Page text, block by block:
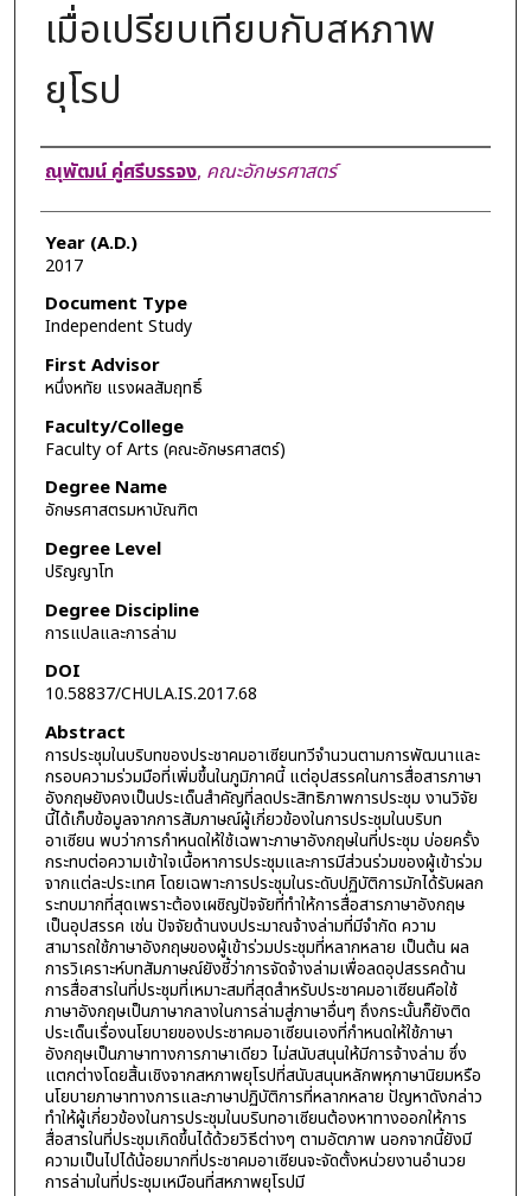
เมื่อเปรียบเทียบกับสหภาพ
ยุโรป
Author
ณุพัฒน์ คู่ศรีบรรจง, คณะอักษรศาสตร์
Year (A.D.)
2017
Document Type
Independent Study
First Advisor
หนึ่งหทัย แรงผลสัมฤทธิ์
Faculty/College
Faculty of Arts (คณะอักษรศาสตร์)
Degree Name
อักษรศาสตรมหาบัณฑิต
Degree Level
ปริญญาโท
Degree Discipline
การแปลและการล่าม
DOI
10.58837/CHULA.IS.2017.68
Abstract
การประชุมในบริบทของประชาคมอาเซียนทวีจำนวนตามการพัฒนาและ
กรอบความร่วมมือที่เพิ่มขึ้นในภูมิภาคนี้ แต่อุปสรรคในการสื่อสารภาษา
อังกฤษยังคงเป็นประเด็นสำคัญที่ลดประสิทธิภาพการประชุม งานวิจัย
นี้ได้เก็บข้อมูลจากการสัมภาษณ์ผู้เกี่ยวข้องในการประชุมในบริบท
อาเซียน พบว่าการกำหนดให้ใช้เฉพาะภาษาอังกฤษในที่ประชุม บ่อยครั้ง
กระทบต่อความเข้าใจเนื้อหาการประชุมและการมีส่วนร่วมของผู้เข้าร่วม
จากแต่ละประเทศ โดยเฉพาะการประชุมในระดับปฏิบัติการมักได้รับผลก
ระทบมากที่สุดเพราะต้องเผชิญปัจจัยที่ทำให้การสื่อสารภาษาอังกฤษ
เป็นอุปสรรค เช่น ปัจจัยด้านงบประมาณจ้างล่ามที่มีจำกัด ความ
สามารถใช้ภาษาอังกฤษของผู้เข้าร่วมประชุมที่หลากหลาย เป็นต้น ผล
การวิเคราะห์บทสัมภาษณ์ยังชี้ว่าการจัดจ้างล่ามเพื่อลดอุปสรรคด้าน
การสื่อสารในที่ประชุมที่เหมาะสมที่สุดสำหรับประชาคมอาเซียนคือใช้
ภาษาอังกฤษเป็นภาษากลางในการล่ามสู่ภาษาอื่นๆ ถึงกระนั้นก็ยังติด
ประเด็นเรื่องนโยบายของประชาคมอาเซียนเองที่กำหนดให้ใช้ภาษา
อังกฤษเป็นภาษาทางการภาษาเดียว ไม่สนับสนุนให้มีการจ้างล่าม ซึ่ง
แตกต่างโดยสิ้นเชิงจากสหภาพยุโรปที่สนับสนุนหลักพหุภาษานิยมหรือ
นโยบายภาษาทางการและภาษาปฏิบัติการที่หลากหลาย ปัญหาดังกล่าว
ทำให้ผู้เกี่ยวข้องในการประชุมในบริบทอาเซียนต้องหาทางออกให้การ
สื่อสารในที่ประชุมเกิดขึ้นได้ด้วยวิธีต่างๆ ตามอัตภาพ นอกจากนี้ยังมี
ความเป็นไปได้น้อยมากที่ประชาคมอาเซียนจะจัดตั้งหน่วยงานอำนวย
การล่ามในที่ประชุมเหมือนที่สหภาพยุโรปมี